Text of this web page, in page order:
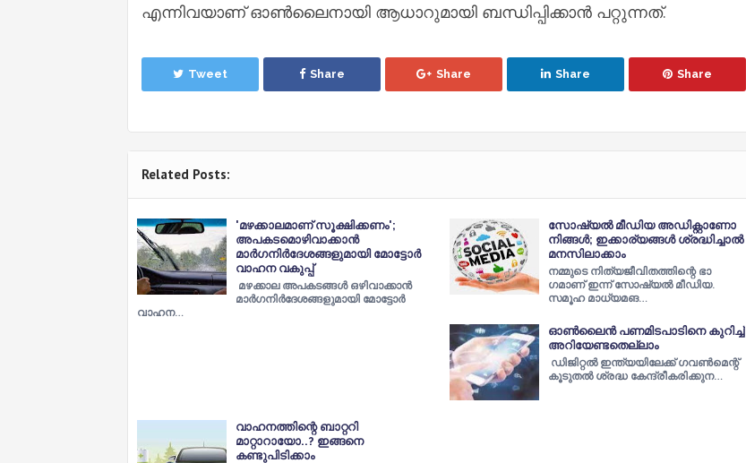
എന്നിവയാണ് ഓൺലൈനായി ആധാറുമായി ബന്ധിപ്പിക്കാൻ പറ്റുന്നത്.
Tweet Share Share Share Share
Related Posts:
'മഴക്കാലമാണ് സൂക്ഷിക്കണം';
അപകടമൊഴിവാക്കാൻ
മാർഗനിർദേശങ്ങളുമായി മോട്ടോർ
വാഹന വകുപ്പ്
മഴക്കാല അപകടങ്ങള്‍ ഒഴിവാക്കാന്‍
മാർഗനിർദേശങ്ങളുമായി മോട്ടോർ
വാഹന…
സോഷ്യല്‍ മീഡിയ അഡിക്റ്റാണോ
നിങ്ങള്‍; ഇക്കാര്യങ്ങള്‍ ശ്രദ്ധിച്ചാല്‍
മനസിലാക്കാം
നമ്മുടെ നിത്യജീവിതത്തിന്റെ ഭാ​
ഗമാണ് ഇന്ന് സോഷ്യല്‍ മീഡിയ.
സമൂഹ മാധ്യമങ…
ഓൺലൈൻ പണമിടപാടിനെ കുറിച്ച്
അറിയേണ്ടതെല്ലാം
ഡിജിറ്റൽ ഇന്ത്യയിലേക്ക് ഗവൺമെന്റ്
കൂടുതൽ ശ്രദ്ധ കേന്ദ്രീകരിക്കുന…
വാഹനത്തിന്റെ ബാറ്ററി
മാറ്റാറായോ..? ഇങ്ങനെ
കണ്ടുപിടിക്കാം